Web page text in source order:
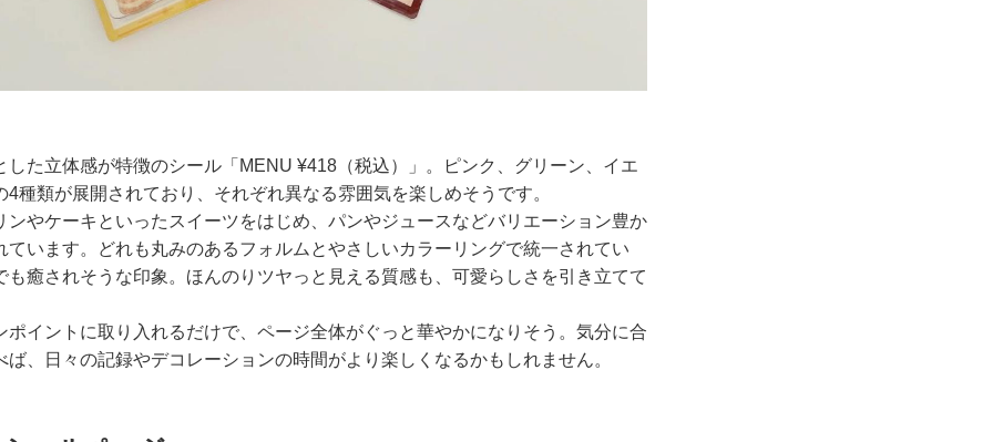
した立体感が特徴のシール「MENU ¥418（税込）」。ピンク、グリーン、イエ
4種類が展開されており、それぞれ異なる雰囲気を楽しめそうです。
ンやケーキといったスイーツをはじめ、パンやジュースなどバリエーション豊か
ています。どれも丸みのあるフォルムとやさしいカラーリングで統一されてい
も癒されそうな印象。ほんのりツヤっと見える質感も、可愛らしさを引き立てて
ポイントに取り入れるだけで、ページ全体がぐっと華やかになりそう。気分に合
ば、日々の記録やデコレーションの時間がより楽しくなるかもしれません。